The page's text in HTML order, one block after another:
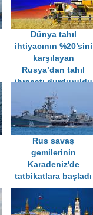
Dünya tahıl
ihtiyacının %20’sini
karşılayan
Rusya’dan tahıl
ihracatı durduruldu
Rus savaş
gemilerinin
Karadeniz'de
tatbikatlara başladı